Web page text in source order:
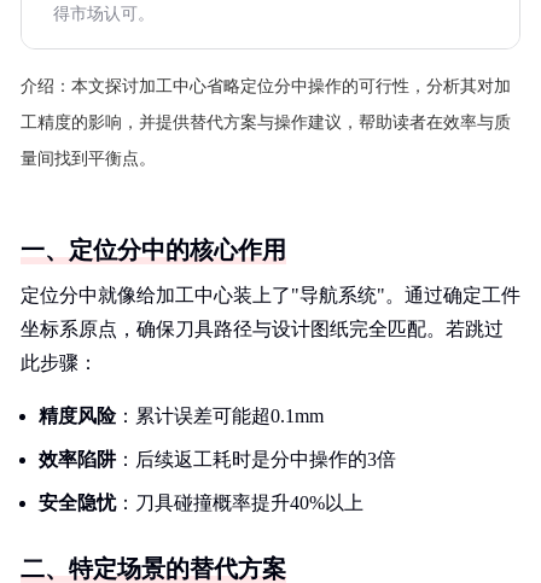
得市场认可。
介绍： 本文探讨加工中心省略定位分中操作的可行性，分析其对加
工精度的影响，并提供替代方案与操作建议，帮助读者在效率与质
量间找到平衡点。
一、定位分中的核心作用
定位分中就像给加工中心装上了"导航系统"。通过确定工件
坐标系原点，确保刀具路径与设计图纸完全匹配。若跳过
此步骤：
精度风险：累计误差可能超0.1mm
效率陷阱：后续返工耗时是分中操作的3倍
安全隐忧：刀具碰撞概率提升40%以上
二、特定场景的替代方案